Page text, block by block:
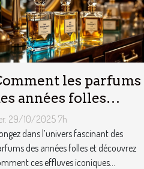
les parfums
années folles
ils la
moderne ?
29/10/2025 7h
dans l’univers fascinant des
des années folles et découvrez
ces effluves iconiques...